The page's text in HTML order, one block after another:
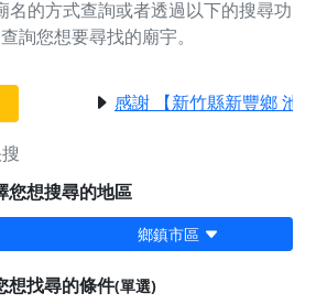
名的方式查詢或者透過以下的搜尋功
詢您想要尋找的廟宇。
感謝 【新竹縣新豐鄉 池和
您想搜尋的地區
鄉鎮市區
想找尋的條件(單選)